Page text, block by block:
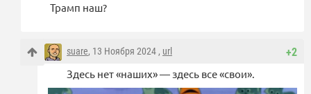
Трамп наш?
+2
suare, 13 Ноября 2024 , url
Здесь нет «наших» — здесь все «свои».